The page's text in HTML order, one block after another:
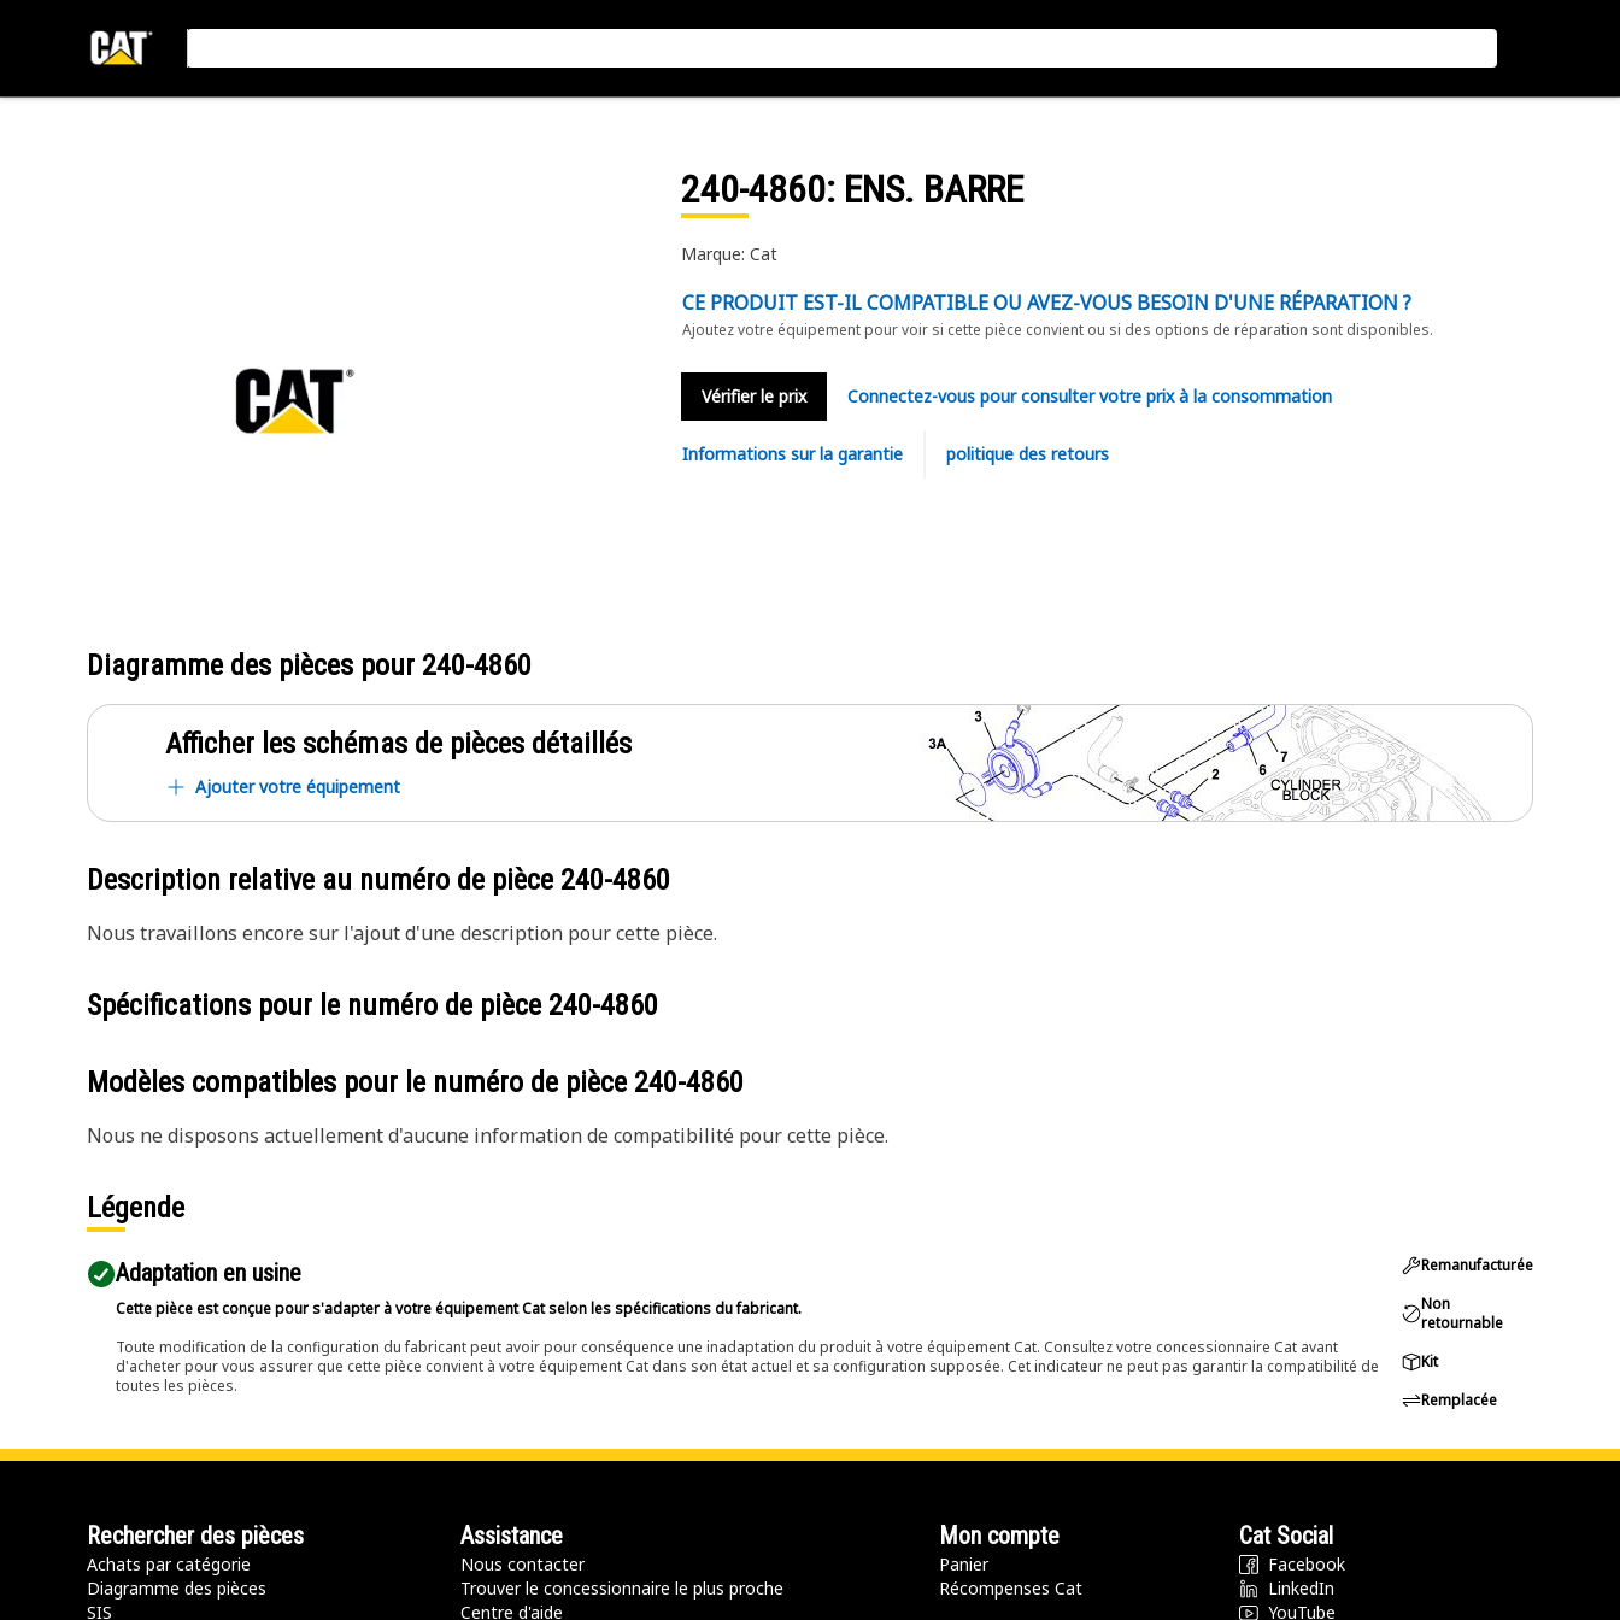
240-4860: ENS. BARRE
Marque: Cat
CE PRODUIT EST-IL COMPATIBLE OU AVEZ-VOUS BESOIN D'UNE RÉPARATION ?
Ajoutez votre équipement pour voir si cette pièce convient ou si des options de réparation sont disponibles.
Vérifier le prix Connectez-vous pour consulter votre prix à la consommation
Informations sur la garantie politique des retours
Diagramme des pièces pour 240-4860
Afficher les schémas de pièces détaillés
Ajouter votre équipement
Description relative au numéro de pièce 240-4860
Nous travaillons encore sur l'ajout d'une description pour cette pièce.
Spécifications pour le numéro de pièce 240-4860
Modèles compatibles pour le numéro de pièce 240-4860
Nous ne disposons actuellement d'aucune information de compatibilité pour cette pièce.
Légende
Adaptation en usine
Cette pièce est conçue pour s'adapter à votre équipement Cat selon les spécifications du fabricant.
Toute modification de la configuration du fabricant peut avoir pour conséquence une inadaptation du produit à votre équipement Cat. Consultez votre concessionnaire Cat avant
d'acheter pour vous assurer que cette pièce convient à votre équipement Cat dans son état actuel et sa configuration supposée. Cet indicateur ne peut pas garantir la compatibilité de
toutes les pièces.
Remanufacturée
Non
retournable
Kit
Remplacée
Rechercher des pièces
Achats par catégorie
Diagramme des pièces
SIS
Assistance
Nous contacter
Trouver le concessionnaire le plus proche
Centre d'aide
Mon compte
Panier
Récompenses Cat
Cat Social
Facebook
LinkedIn
YouTube